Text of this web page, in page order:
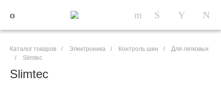
Каталог товаров / Электроника / Контроль шин /
Для легковых
/
Slimtec
Slimtec